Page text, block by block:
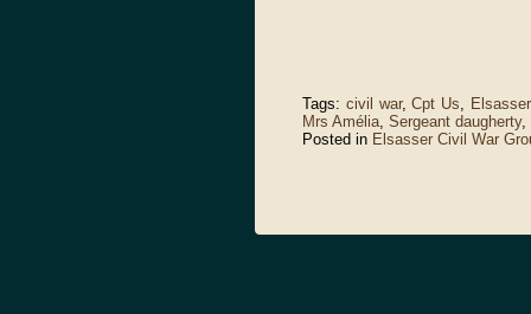
Tags: civil war,Cpt Us,
Mrs Amélia, Sergeant daugherty,
Posted in Elsasser Civil War